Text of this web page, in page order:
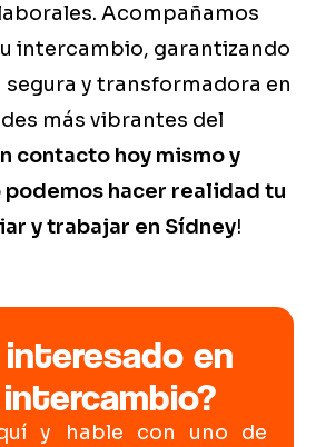
Acompañamos
intercambio, garantizando
segura y transformadora en
más vibrantes del
contacto hoy mismo y
hacer realidad tu
y trabajar en Sídney!
en
y hable con uno de